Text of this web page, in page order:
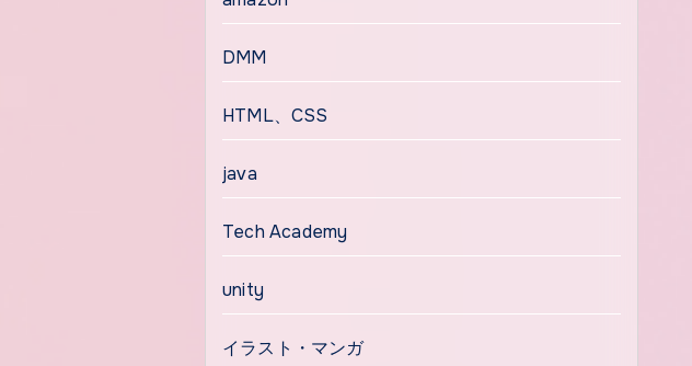
DMM
HTML、CSS
java
Tech Academy
unity
イラスト・マンガ